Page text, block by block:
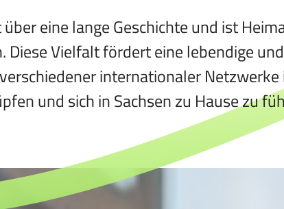
eine lange Geschichte und ist
Diese Vielfalt fördert eine lebendige
internationaler
und sich in Sachsen zu Hause zu